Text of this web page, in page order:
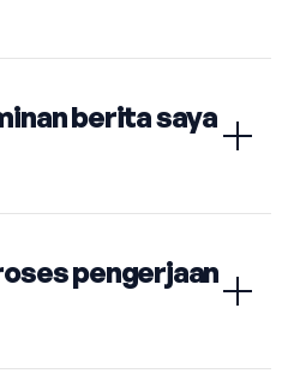
berita saya
pengerjaan